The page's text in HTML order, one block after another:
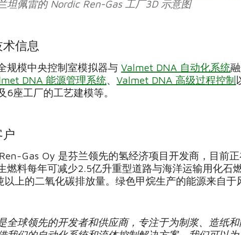
坦佩雷的 Nordic Ren-Gas 工厂3D 示意图
信息
规模中央控制室模拟器与Valmet DNA 自动化系统
DNA 能源管理系统 、Valmet DNA 高级过程控制
6座工厂的工艺建模等。
户
Gas Oy 是芬兰领先的氢经济项目开发商，目前
燃料每年可减少2.5亿升重型道路与海洋运输用化石
以上的二氧化碳排放量。绿色甲烷生产的能源来自于
全球领先的开发者和供应商，专注于为制浆、造纸